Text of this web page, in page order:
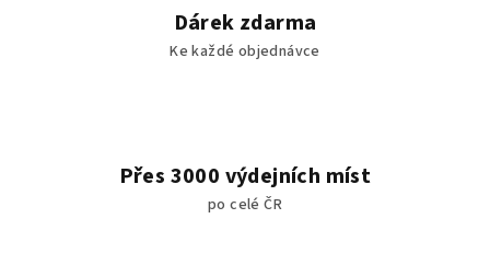
Dárek zdarma
Ke každé objednávce
Přes 3000 výdejních míst
po celé ČR